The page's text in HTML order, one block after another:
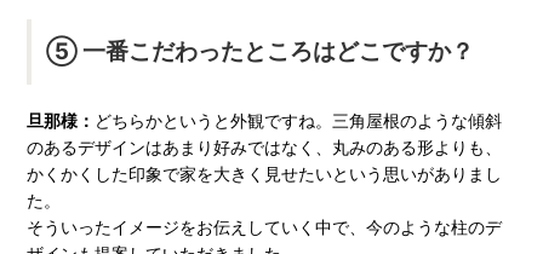
⑤ 一番こだわったところはどこですか？
旦那様： どちらかというと外観ですね。三角屋根のような傾斜
のあるデザインはあまり好みではなく、丸みのある形よりも、
かくかくした印象で家を大きく見せたいという思いがありまし
た。
そういったイメージをお伝えしていく中で、今のような柱のデ